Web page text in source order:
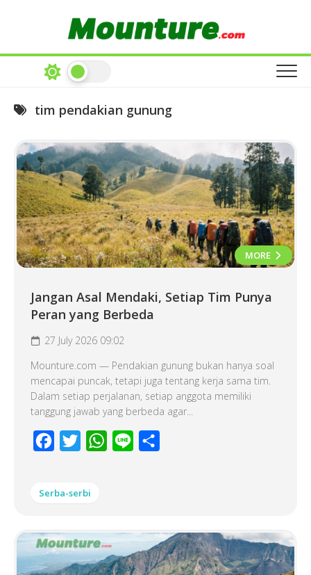
tim pendakian gunung
MORE
Jangan Asal Mendaki, Setiap Tim Punya
Peran yang Berbeda
27 July 2026 09:02
Mounture.com — Pendakian gunung bukan hanya soal
mencapai puncak, tetapi juga tentang kerja sama tim.
Dalam setiap perjalanan, setiap anggota memiliki
tanggung jawab yang berbeda agar...
Facebook
Twitter WhatsApp
Line
Serba-serbi